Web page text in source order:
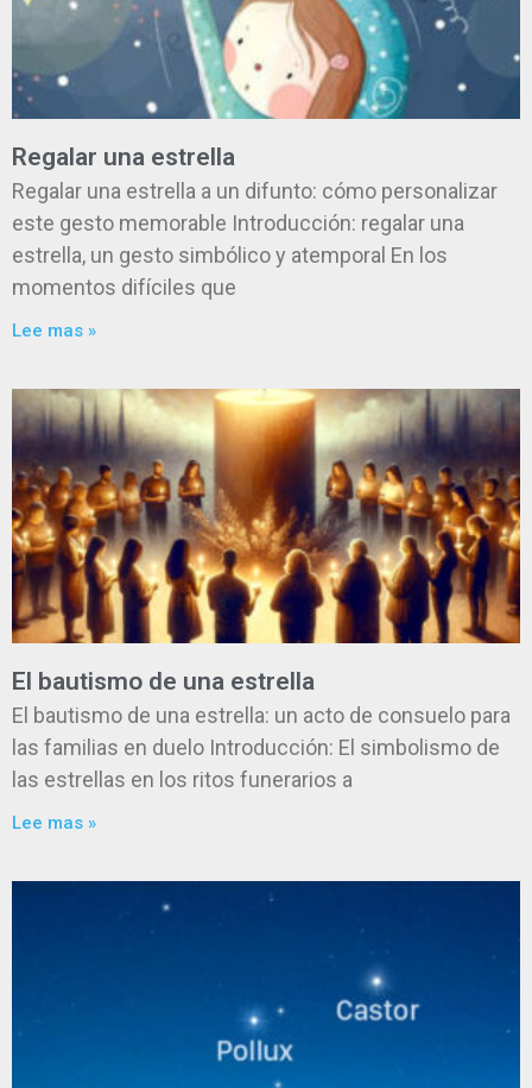
Regalar una estrella
Regalar una estrella a un difunto: cómo personalizar
este gesto memorable Introducción: regalar una
estrella, un gesto simbólico y atemporal En los
momentos difíciles que
Lee mas »
El bautismo de una estrella
El bautismo de una estrella: un acto de consuelo para
las familias en duelo Introducción: El simbolismo de
las estrellas en los ritos funerarios a
Lee mas »